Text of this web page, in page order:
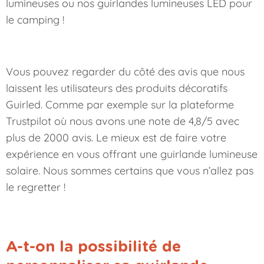
lumineuses ou nos guirlandes lumineuses LED pour
le camping !
Vous pouvez regarder du côté des avis que nous
laissent les utilisateurs des produits décoratifs
Guirled. Comme par exemple sur la plateforme
Trustpilot où nous avons une note de 4,8/5 avec
plus de 2000 avis. Le mieux est de faire votre
expérience en vous offrant une guirlande lumineuse
solaire. Nous sommes certains que vous n’allez pas
le regretter !
A-t-on la possibilité de